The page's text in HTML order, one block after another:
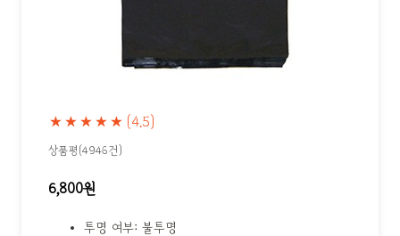
★★★★★ (4.5)
상품평(4946건)
6,800원
투명 여부: 불투명